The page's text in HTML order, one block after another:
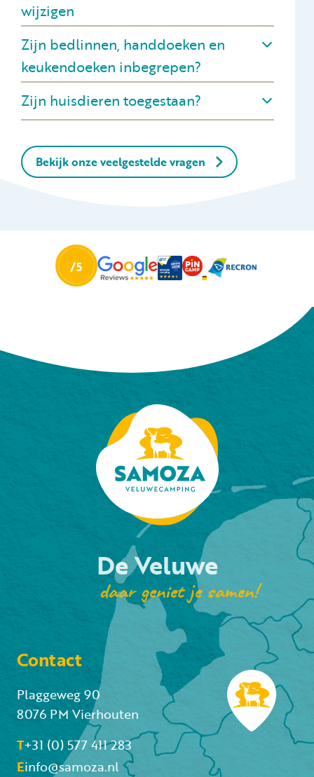
wijzigen
Zijn bedlinnen, handdoeken en
keukendoeken inbegrepen?
Zijn huisdieren toegestaan?
Bekijk onze veelgestelde vragen
De Veluwe
daar geniet je samen!
Contact
Plaggeweg 90
8076 PM Vierhouten
T+31 (0) 577 411 283
Einfo@samoza.nl